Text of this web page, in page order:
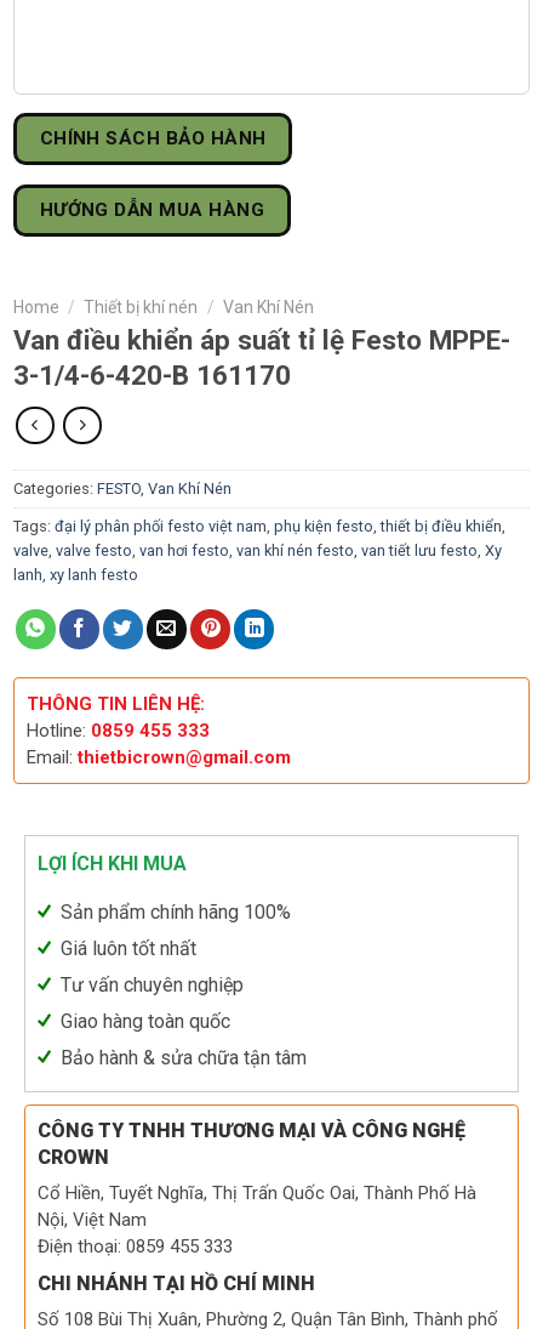
CHÍNH SÁCH BẢO HÀNH
HƯỚNG DẪN MUA HÀNG
Home / Thiết bị khí nén / Van Khí Nén
Van điều khiển áp suất tỉ lệ Festo MPPE-
3-1/4-6-420-B 161170
Categories: FESTO, Van Khí Nén
Tags: đại lý phân phối festo việt nam, phụ kiện festo,thiết bị điều khiển,
valve, valve festo, van hơi festo, van khí nén festo, van tiết lưu festo, Xy
lanh, xy lanh festo
THÔNG TIN LIÊN HỆ:
Hotline: 0859 455 333
Email:thietbicrown@gmail.com
LỢI ÍCH KHI MUA
Sản phẩm chính hãng 100%
Giá luôn tốt nhất
Tư vấn chuyên nghiệp
Giao hàng toàn quốc
Bảo hành & sửa chữa tận tâm
CÔNG TY TNHH THƯƠNG MẠI VÀ CÔNG NGHỆ
CROWN
Cổ Hiền, Tuyết Nghĩa, Thị Trấn Quốc Oai, Thành Phố Hà
Nội, Việt Nam
Điện thoại: 0859 455 333
CHI NHÁNH TẠI HỒ CHÍ MINH
Số 108 Bùi Thị Xuân, Phường 2, Quận Tân Bình, Thành phố